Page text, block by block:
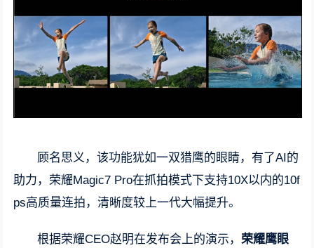
顾名思义，该功能犹如一双猎鹰的眼睛，有了AI的
助力，荣耀Magic7 Pro在抓拍模式下支持10X以内的10f
ps高质量连拍，清晰度较上一代大幅提升。
根据荣耀CEO赵明在发布会上的演示，荣耀鹰眼